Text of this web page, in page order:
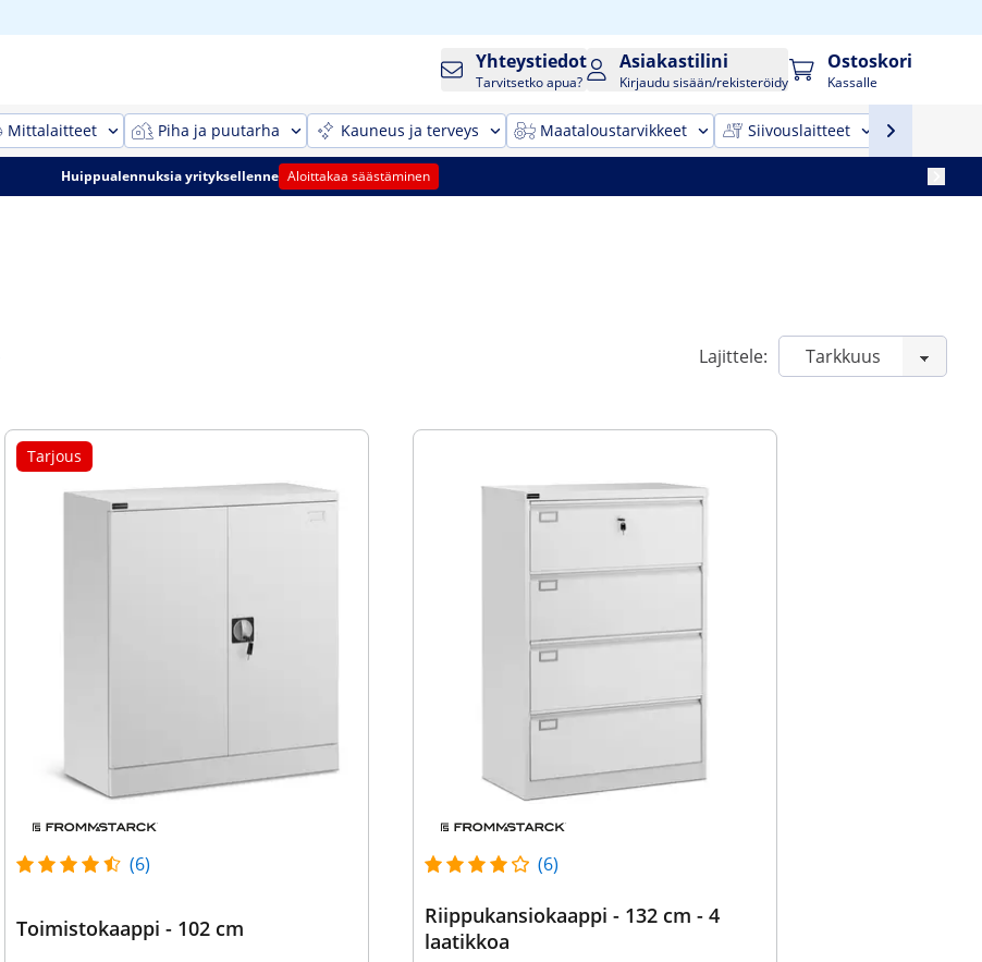
Yhteystiedot
Tarvitsetko apua?
Asiakastilini
Kirjaudu sisään/rekisteröidy
Ostoskori
Kassalle
Mittalaitteet Piha ja puutarha Kauneus ja terveys Maataloustarvikkeet Siivouslaitteet
Huippualennuksia yrityksellenne Aloittakaa säästäminen
Lajittele:
Tarjous
(6)
Toimistokaappi - 102 cm
(6)
Riippukansiokaappi - 132 cm - 4
laatikkoa